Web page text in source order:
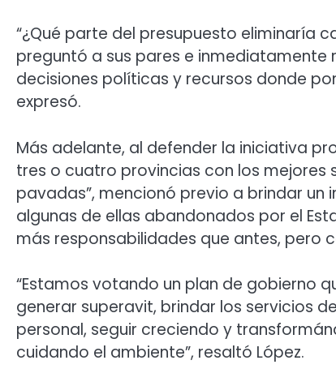
“¿Qué parte del presupuesto eliminaría
preguntó a sus pares e inmediatamente
decisiones políticas y recursos donde
expresó.
Más adelante, al defender la iniciativa
tres o cuatro provincias con los
pavadas”, mencionó previo a brindar
algunas de ellas abandonados por el
más responsabilidades que antes, pero
“Estamos votando un plan de gobierno
generar superavit, brindar los servicios
personal, seguir creciendo y
cuidando el ambiente”, resaltó López.